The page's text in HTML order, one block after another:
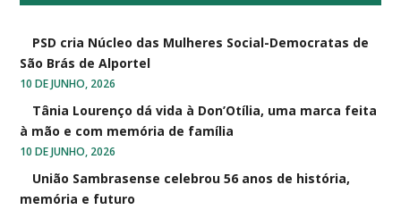
PSD cria Núcleo das Mulheres Social-Democratas de
São Brás de Alportel
10 DE JUNHO, 2026
Tânia Lourenço dá vida à Don’Otília, uma marca feita
à mão e com memória de família
10 DE JUNHO, 2026
União Sambrasense celebrou 56 anos de história,
memória e futuro